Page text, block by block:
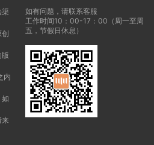
渠
内
来
如有问题，请联系客服
工作时间10：00-17：00（周一至周
五，节假日休息）